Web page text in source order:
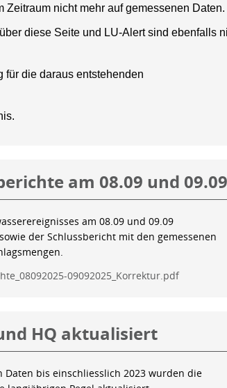
Zeitraum nicht mehr auf gemessenen Daten.
diese Seite und LU-Alert sind ebenfalls
für die daraus entstehenden
am 08.09 und 09.09
am 08.09 und 09.09
der Schlussbericht mit den gemessenen
09092025_Korrektur.pdf
HQ aktualisiert
bis einschliesslich 2023 wurden die